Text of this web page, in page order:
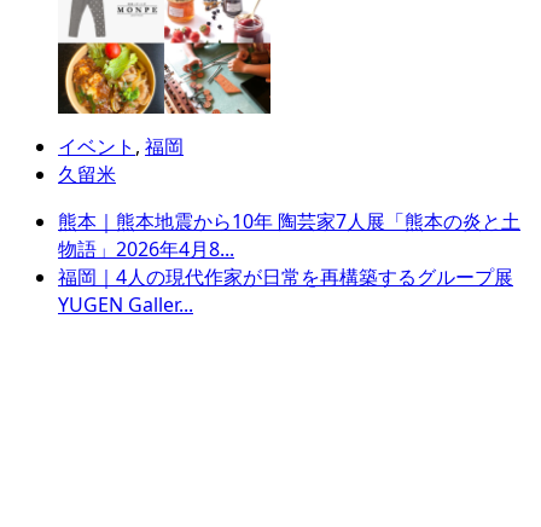
イベント , 福岡
久留米
熊本｜熊本地震から10年 陶芸家7人展「熊本の炎と土
物語」2026年4月8...
福岡｜4人の現代作家が日常を再構築するグループ展
YUGEN Galler...